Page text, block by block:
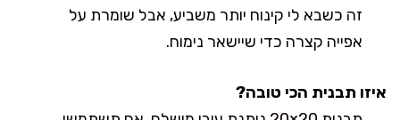
זה כשבא לי קינוח יותר משביע, אבל שומרת על
אפייה קצרה כדי שיישאר נימוח.
איזו תבנית הכי טובה?